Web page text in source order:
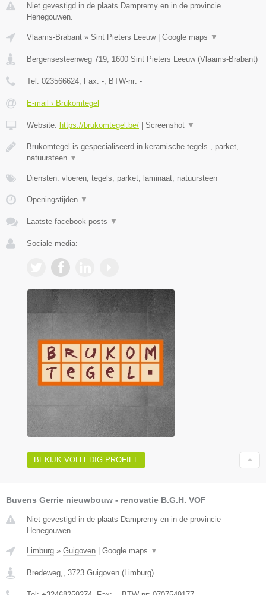
Niet gevestigd in de plaats Dampremy en in de provincie
Henegouwen.
Vlaams-Brabant » Sint Pieters Leeuw| Google maps ▼
Bergensesteenweg 719 1600 Sint Pieters Leeuw(Vlaams-Brabant)
Tel: 023566624 , Fax: - , BTW-nr: -
E-mail › Brukomtegel
Website: https://brukomtegel.be/ | Screenshot ▼
Brukomtegel is gespecialiseerd in keramische tegels , parket,
natuursteen ▼
Diensten: vloeren, tegels, parket, laminaat, natuursteen
Openingstijden ▼
Laatste facebook posts ▼
Sociale media:
BEKIJK VOLLEDIG PROFIEL
Buvens Gerrie nieuwbouw - renovatie B.G.H. VOF
Niet gevestigd in de plaats Dampremy en in de provincie
Henegouwen.
Limburg » Guigoven | Google maps ▼
Bredeweg, 3723 Guigoven (Limburg)